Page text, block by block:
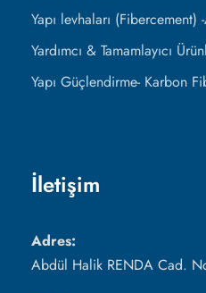
Yapı levhaları
Yardımcı & Tamamlayıcı
Yapı Güçlendirme- Karbon
İletişim
Adres:
Abdül Halik RENDA Cad.